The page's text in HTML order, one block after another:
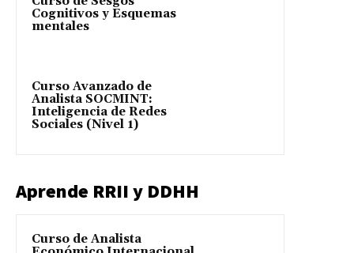
Cognitivos y Esquemas
mentales
Curso Avanzado de
Analista SOCMINT:
Inteligencia de Redes
Sociales (Nivel 1)
Aprende RRII y DDHH
Curso de Analista